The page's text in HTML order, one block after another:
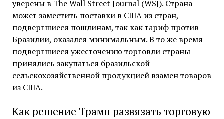
уверены в The Wall Street Journal (WSJ). Страна
может заместить поставки в США из стран,
подвергшиеся пошлинам, так как тариф против
Бразилии, оказался минимальным. В то же время
подвергшиеся ужесточению торговли страны
принялись закупаться бразильской
сельскохозяйственной продукцией взамен товаров
из США.
Как решение Трамп развязать торговую